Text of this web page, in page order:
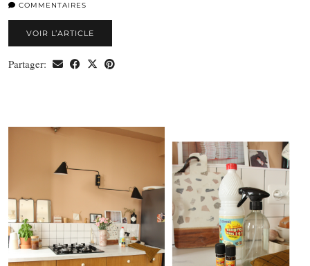
COMMENTAIRES
VOIR L’ARTICLE
Partager: